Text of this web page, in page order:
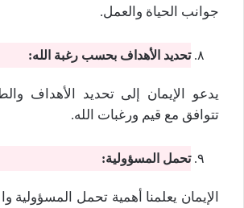
جوانب الحياة والعمل.
تحديد الأهداف بحسب رغبة الله:
يدعو الإيمان إلى تحديد الأهداف
تتوافق مع قيم ورغبات الله.
تحمل المسؤولية:
الإيمان يعلمنا أهمية تحمل المسؤولية